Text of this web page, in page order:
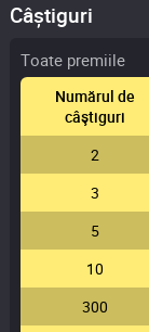
Câștiguri
Toate premiile
Numărul de
câştiguri
2
3
5
10
300